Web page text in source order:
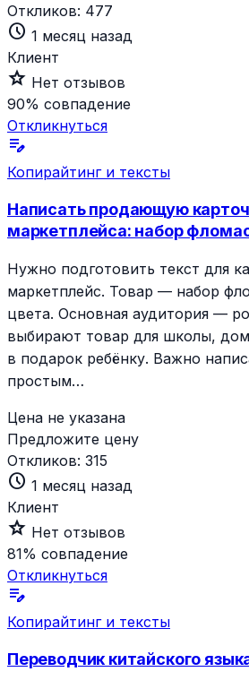
Откликов: 477
schedule 1 месяц назад
Клиент
star_outline Нет отзывов
90% совпадение
Откликнуться
edit_note
Копирайтинг и тексты
Написать продающую
маркетплейса: набор
Нужно подготовить текст для
маркетплейс. Товар — набор
цвета. Основная аудитория —
выбирают товар для школы,
в подарок ребёнку. Важно
простым…
Цена не указана
Предложите цену
Откликов: 315
schedule 1 месяц назад
Клиент
star_outline Нет отзывов
81% совпадение
Откликнуться
edit_note
Копирайтинг и тексты
Переводчик китайского